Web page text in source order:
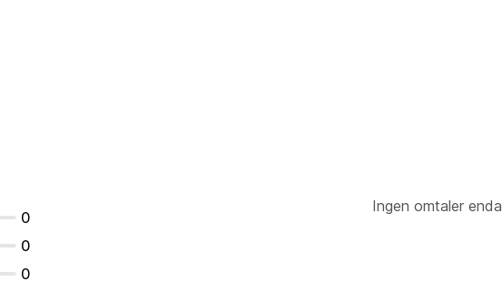
0
0
0
Ingen omtaler enda